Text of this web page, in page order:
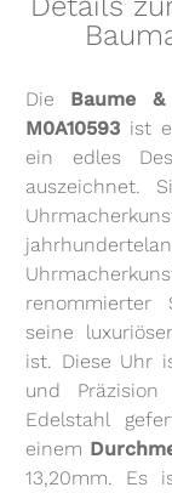
Die Baume
M0A10593 ist
ein edles
auszeichnet.
Uhrmacherkunst. Baume & Mercier ist seit
renommierter
seine
ist. Diese Uhr
und
Edelstahl
einem
13,20mm. Es